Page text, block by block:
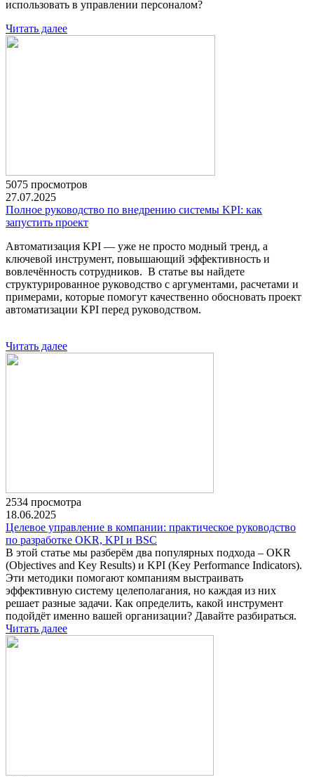
использовать в управлении персоналом?
Читать далее
5075 просмотров
27.07.2025
Полное руководство по внедрению системы KPI: как
запустить проект
Автоматизация KPI — уже не просто модный тренд, а
ключевой инструмент, повышающий эффективность и
вовлечённость сотрудников. В статье вы найдете
структурированное руководство с аргументами, расчетами и
примерами, которые помогут качественно обосновать проект
автоматизации KPI перед руководством.
Читать далее
2534 просмотра
18.06.2025
Целевое управление в компании: практическое руководство
по разработке OKR, KPI и BSC
В этой статье мы разберём два популярных подхода – OKR
(Objectives and Key Results) и KPI (Key Performance Indicators).
Эти методики помогают компаниям выстраивать
эффективную систему целеполагания, но каждая из них
решает разные задачи. Как определить, какой инструмент
подойдёт именно вашей организации? Давайте разбираться.
Читать далее